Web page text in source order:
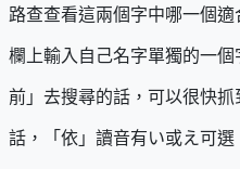
路查查看這兩個字中哪一個
欄上輸入自己名字單獨的一
前」去搜尋的話，可以很快
話，「依」讀音有い或え可選